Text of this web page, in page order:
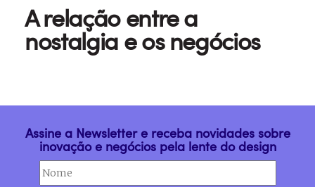
A relação entre a
nostalgia e os negócios
Assine a Newsletter e receba novidades sobre
inovação e negócios pela lente do design